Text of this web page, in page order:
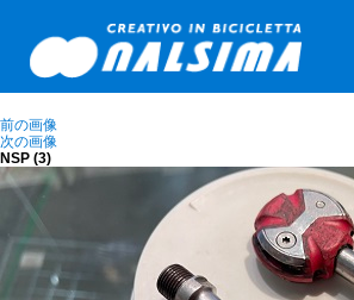
前の画像
次の画像
NSP (3)